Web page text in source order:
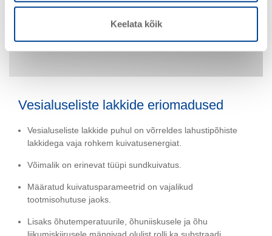
Keelata kõik
vähesel hulgal heidet (õhupuhtuse tehnilisele juhendile
vastavad süsteemid), väike LOÜde sisaldus (Deco-Paintiga
Vesialuseliste lakkide eriomadused
Vesialuseliste lakkide puhul on võrreldes lahustipõhiste
lakkidega vaja rohkem kuivatusenergiat.
Võimalik on erinevat tüüpi sundkuivatus.
Määratud kuivatusparameetrid on vajalikud
tootmisohutuse jaoks.
Lisaks õhutemperatuurile, õhuniiskusele ja õhu
liikumiskiirusele mängivad olulist rolli ka substraadi